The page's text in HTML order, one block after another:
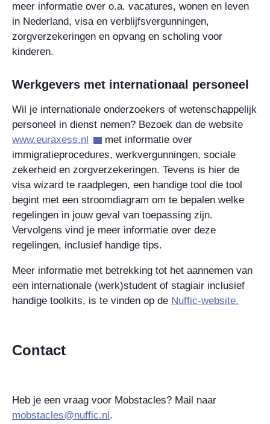
meer informatie over o.a. vacatures, wonen en leven
in Nederland, visa en verblijfsvergunningen,
zorgverzekeringen en opvang en scholing voor
kinderen.
Werkgevers met internationaal personeel
Wil je internationale onderzoekers of wetenschappelijk
personeel in dienst nemen? Bezoek dan de website
www.euraxess.nl
met informatie over
immigratieprocedures, werkvergunningen, sociale
zekerheid en zorgverzekeringen. Tevens is hier de
visa wizard te raadplegen, een handige tool die tool
begint met een stroomdiagram om te bepalen welke
regelingen in jouw geval van toepassing zijn.
Vervolgens vind je meer informatie over deze
regelingen, inclusief handige tips.
Meer informatie met betrekking tot het aannemen van
een internationale (werk)student of stagiair inclusief
handige toolkits, is te vinden op de Nuffic-website.
Contact
Heb je een vraag voor Mobstacles? Mail naar
mobstacles@nuffic.nl.